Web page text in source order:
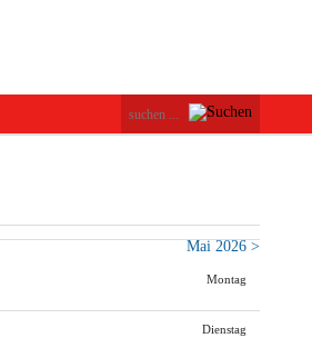
Mai 2026 >
Montag
Dienstag